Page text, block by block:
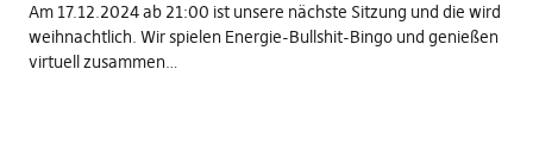
Am 17.12.2024 ab 21:00 ist unsere nächste Sitzung und die wird
weihnachtlich. Wir spielen Energie-Bullshit-Bingo und genießen
virtuell zusammen…